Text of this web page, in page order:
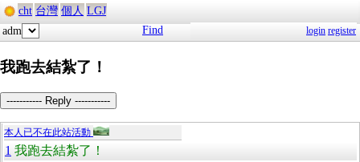
cht 台灣 個人 LGJ
adm
Find login register
我跑去結紮了！
----------- Reply -----------
本人已不在此站活動
1 我跑去結紮了！